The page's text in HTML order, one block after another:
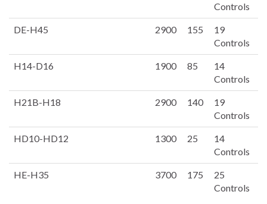
Controls
DE-H45 2900 155
19
Controls
H14-D16 1900 85
14
Controls
H21B-H18 2900 140
19
Controls
HD10-HD12 1300 25
14
Controls
HE-H35 3700 175
25
Controls